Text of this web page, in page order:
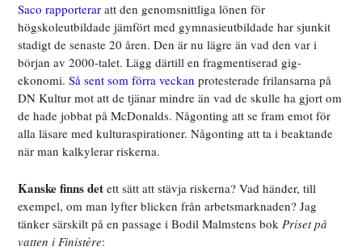
Saco rapporterar att den genomsnittliga lönen för
högskoleutbildade jämfört med gymnasieutbildade har sjunkit
stadigt de senaste 20 åren. Den är nu lägre än vad den var i
början av 2000-talet. Lägg därtill en fragmentiserad gig-
ekonomi.Så sent som förra veckan protesterade frilansarna på
DN Kultur mot att de tjänar mindre än vad de skulle ha gjort om
de hade jobbat på McDonalds. Någonting att se fram emot för
alla läsare med kulturaspirationer. Någonting att ta i beaktande
när man kalkylerar riskerna.
Kanske finns det ett sätt att stävja riskerna? Vad händer, till
exempel, om man lyfter blicken från arbetsmarknaden? Jag
tänker särskilt på en passage i Bodil Malmstens bokPriset på
vatten i Finistère: